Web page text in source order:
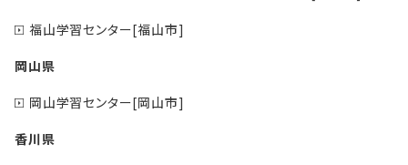
福山学習センター[福山市]
岡山県
岡山学習センター[岡山市]
香川県